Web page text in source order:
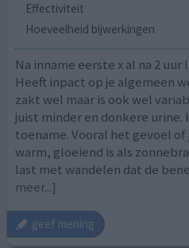
Effectiviteit
Hoeveelheid bijwerkingen
Na inname eerste x al na 2
Heeft inpact op je algemeen
zakt wel maar is ook wel
juist minder en donkere urine.
toename. Vooral het gevoel
warm, gloeiend is als
last met wandelen dat de
meer...]
geef mening